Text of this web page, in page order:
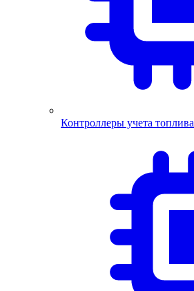
Контроллеры учета топлива